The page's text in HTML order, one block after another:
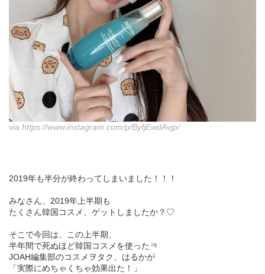
via https://www.instagram.com/p/ByfjEwdAvjp/
2019年も半分が終わってしまいました！！！
みなさん、2019年上半期も
たくさん韓国コスメ、ゲットしましたか？♡
そこで今回は、この上半期、
半年間で死ぬほど韓国コスメを使ったㅋ
JOAH編集部のコスメヲタク、はるかが
「実際にめちゃくちゃ効果出た！」